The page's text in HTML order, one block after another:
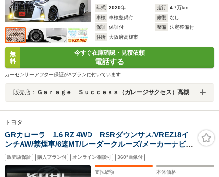
年式 2020年 走行 4.7万km
車検
車検整備付 修復
なし
保証
保証付 整備
法定整備付
住所
大阪府高槻市
無
料
今すぐ在庫確認・見積依頼
電話する
カーセンサーアフター保証がAプランに付いています
販売店： Ｇａｒａｇｅ Ｓｕｃｃｅｓｓ（ガレージサクセス）高槻店 アルファード・ヴェルファイア・ノア・ヴォクシー専門店
トヨタ
GRカローラ 1.6 RZ 4WD RSRダウンサス/VREZ18イ
ンチAW/禁煙車/6速MT/レーダークルーズ/メーカーナビ/
ブラインドスポット/シートヒーター/JBL/衝突軽減/レー
ンキープ/ヘッドアップディスプレイ/オートハイビーム/オ
ートライト/
販売店保証 購入プラン付 オンライン相談可 360°画像付
支払総額 本体価格